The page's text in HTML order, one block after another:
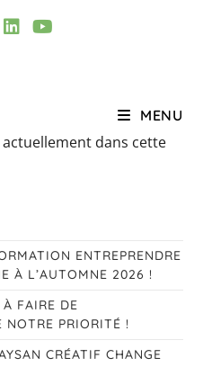
MENU
actuellement dans cette
ENTREPRENDRE
À L’AUTOMNE 2026 !
FAIRE DE
NOTRE PRIORITÉ !
CRÉATIF CHANGE